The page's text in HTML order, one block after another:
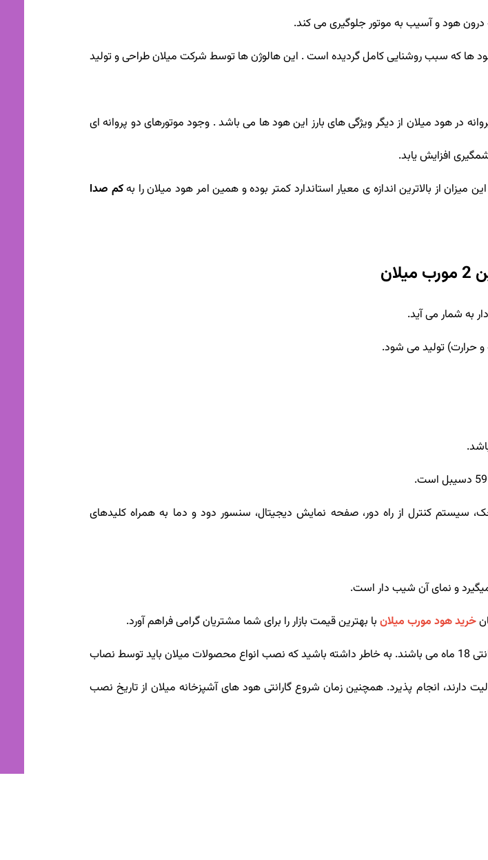
درون هود و آسیب به موتور جلوگیری می کند.
خطی 20 سانتی متری در هود ها که سبب روشنایی کامل گردیده است . این هالوژن ها توسط شرکت میلان طراحی و تولید
در هود میلان از دیگر ویژگی های بارز این هود ها می باشد . وجود موتورهای دو پروانه ای
افزایش یابد.
کم صدا
به شمار می آید.
حرارت) تولید می شود.
سیستم کنترل از راه دور، صفحه نمایش دیجیتال، سنسور دود و دما به همراه کلیدهای
و نمای آن شیب دار است.
خرید هود مورب میلان با بهترین قیمت بازار را برای شما مشتریان گرامی فراهم آورد.
انواع هود آشپزخانه میلان دارای استاندارد ملی و گارانتی 18 ماه می باشند. به خاطر داشته باشید که نصب انواع محصولات میلان باید توسط نصاب
انجام پذیرد. همچنین زمان شروع گارانتی هود های آشپزخانه میلان از تاریخ نصب